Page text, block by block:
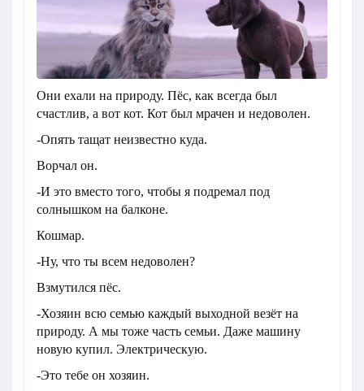
Они ехали на природу. Пёс, как всегда был
счастлив, а вот кот. Кот был мрачен и недоволен.
-Опять тащат неизвестно куда.
Ворчал он.
-И это вместо того, чтобы я подремал под
солнышком на балконе.
Кошмар.
-Ну, что ты всем недоволен?
Взмутился пёс.
-Хозяин всю семью каждый выходной везёт на
природу. А мы тоже часть семьи. Даже машину
новую купил. Электрическую.
-Это тебе он хозяин.